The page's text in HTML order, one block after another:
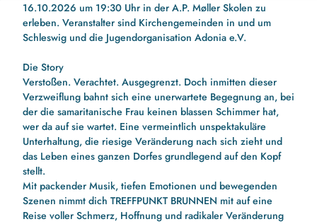
16.10.2026 um 19:30 Uhr in der A.P. Møller Skolen zu
erleben. Veranstalter sind Kirchengemeinden in und um
Schleswig und die Jugendorganisation Adonia e.V.
Die Story
Verstoßen. Verachtet. Ausgegrenzt. Doch inmitten dieser
Verzweiflung bahnt sich eine unerwartete Begegnung an, bei
der die samaritanische Frau keinen blassen Schimmer hat,
wer da auf sie wartet. Eine vermeintlich unspektakuläre
Unterhaltung, die riesige Veränderung nach sich zieht und
das Leben eines ganzen Dorfes grundlegend auf den Kopf
stellt.
Mit packender Musik, tiefen Emotionen und bewegenden
Szenen nimmt dich TREFFPUNKT BRUNNEN mit auf eine
Reise voller Schmerz, Hoffnung und radikaler Veränderung